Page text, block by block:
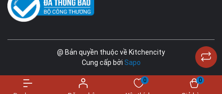
0 0
@ Bản quyền thuộc về Kitchencity
Cung cấp bởi Sapo